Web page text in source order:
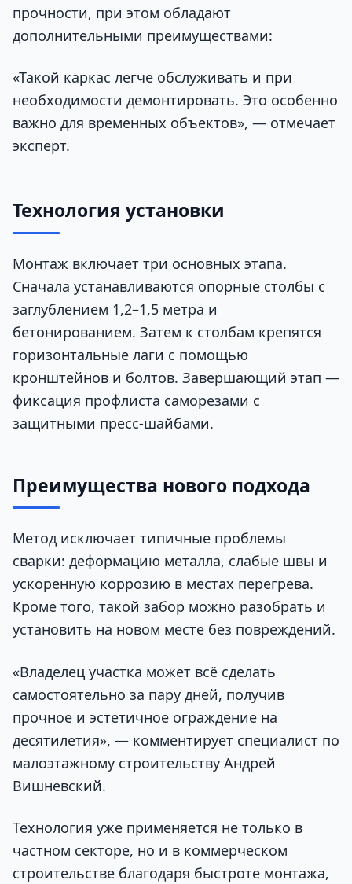
прочности, при этом обладают
дополнительными преимуществами:
«Такой каркас легче обслуживать и при
необходимости демонтировать. Это особенно
важно для временных объектов», — отмечает
эксперт.
Технология установки
Монтаж включает три основных этапа.
Сначала устанавливаются опорные столбы с
заглублением 1,2–1,5 метра и
бетонированием. Затем к столбам крепятся
горизонтальные лаги с помощью
кронштейнов и болтов. Завершающий этап —
фиксация профлиста саморезами с
защитными пресс-шайбами.
Преимущества нового подхода
Метод исключает типичные проблемы
сварки: деформацию металла, слабые швы и
ускоренную коррозию в местах перегрева.
Кроме того, такой забор можно разобрать и
установить на новом месте без повреждений.
«Владелец участка может всё сделать
самостоятельно за пару дней, получив
прочное и эстетичное ограждение на
десятилетия», — комментирует специалист по
малоэтажному строительству Андрей
Вишневский.
Технология уже применяется не только в
частном секторе, но и в коммерческом
строительстве благодаря быстроте монтажа,